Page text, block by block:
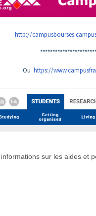
http://
Ouhttps://
sur les aides et